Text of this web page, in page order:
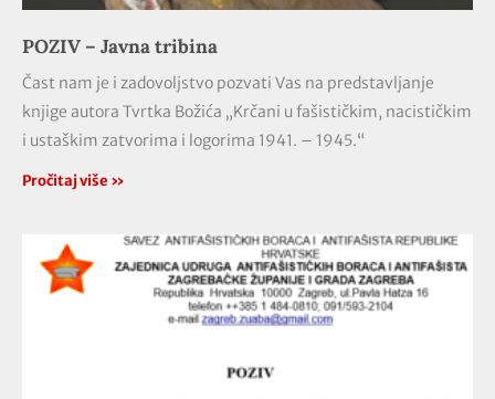
POZIV – Javna tribina
Čast nam je i zadovoljstvo pozvati Vas na predstavljanje
knjige autora Tvrtka Božića „Krčani u fašističkim, nacističkim
i ustaškim zatvorima i logorima 1941. – 1945.“
Pročitaj više »